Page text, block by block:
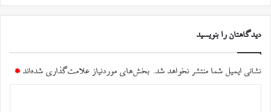
دیدگاهتان را بنویسید
نشانی ایمیل شما منتشر نخواهد شد. بخش‌های موردنیاز علامت‌گذاری شده‌اند *